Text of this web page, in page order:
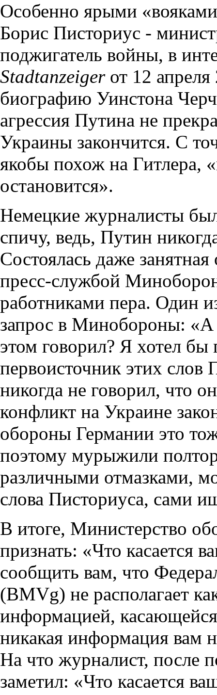
Особенно ярыми
Борис Писториус -
поджигатель войны, в
Stadtanzeigerот 12 апреля
биографию Уинстона
агрессия Путина не
Украины закончится. С
якобы похож на Гитлера,
остановится».
Немецкие журналисты
спичу, ведь, Путин
Состоялась даже
пресс-службой
работниками пера. Один
запрос в Минобороны: «А
этом говорил? Я хотел бы
первоисточник этих
никогда не говорил, что
конфликт на Украине
обороны Германии это
поэтому мурыжили
различными отмазками,
слова Писториуса, сами
В итоге, Министерство
признать: «Что касается
сообщить вам, что
(BMVg) не располагает
информацией,
никакая информация вам
На что журналист, после
заметил: «Что касается